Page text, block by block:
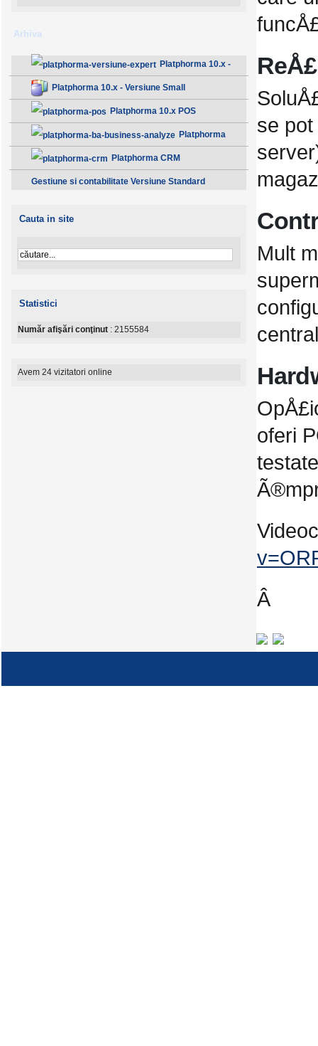
Arhiva
Platphorma 10.x -
Versiune Expert
Platphorma 10.x - Versiune Small
Platphorma 10.x POS
Platphorma
B.A. Analiza afacerii - ClasicPlatphorma CRM
Gestiune si contabilitate Versiune Standard
Cauta in site
Statistici
Număr afişări conţinut : 2155584
Avem 24 vizitatori online
se
Mult
oferi
Â